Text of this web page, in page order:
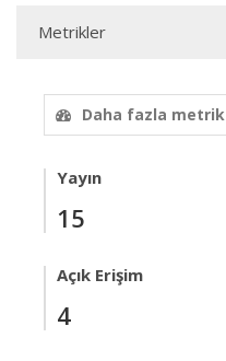
Metrikler
Daha fazla metrik
Yayın
15
Açık Erişim
4